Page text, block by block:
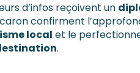
d’infos reçoivent un
confirment
local et le
.